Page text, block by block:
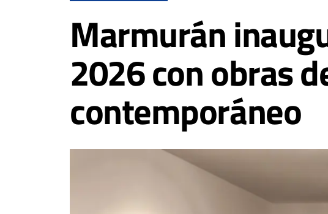
Marmurán
2026 con obras
contemporáneo